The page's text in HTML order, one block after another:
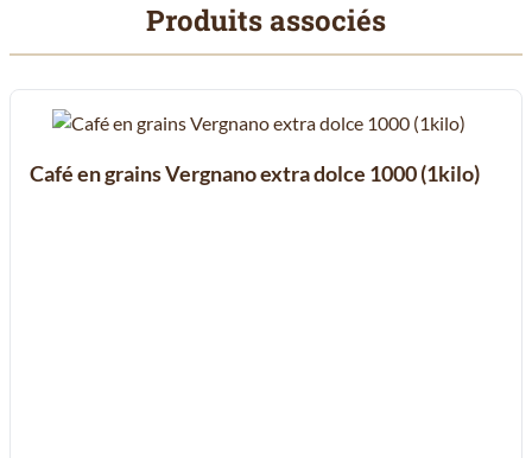
Produits associés
Il est possible de naviguer entre les éléments du carrousel à
Cliquer pour passer le carrousel
Cliquer pour accéder à la navigation en carrousel
Café en grains Vergnano extra dolce 1000 (1kilo)